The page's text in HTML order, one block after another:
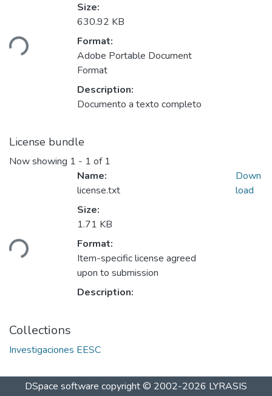
Size:
630.92 KB
Format:
Adobe Portable Document
Format
Description:
Documento a texto completo
License bundle
Now showing 1 - 1 of 1
Name:
license.txt
Size:
1.71 KB
Format:
Item-specific license agreed
upon to submission
Description:
Down
load
Collections
Investigaciones EESC
DSpace software copyright © 2002-2026 LYRASIS